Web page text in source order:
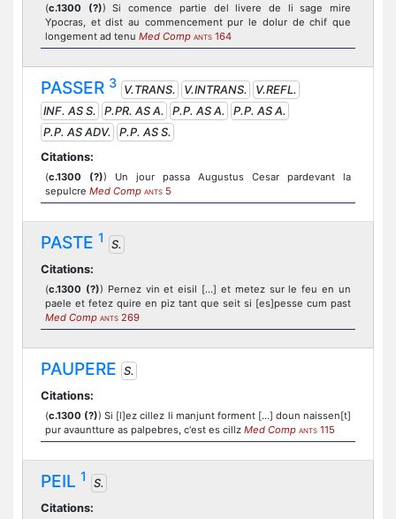
(c.1300 (?)) Si comence partie del livere de li sage mire
Ypocras, et dist au commencement pur le dolur de chif que
longement ad tenu Med Comp ANTS 164
PASSER 3 V.TRANS. V.INTRANS.
V.REFL.
INF. AS S.
P.PR. AS A. P.P. AS A.
P.P. AS A.
P.P. AS ADV.
P.P. AS S.
Citations:
(c.1300 (?)) Un jour passa Augustus Cesar pardevant la
sepulcre Med Comp ANTS 5
PASTE 1
S.
Citations:
(c.1300 (?)) Pernez vin et eisil [...] et metez sur le feu en un
paele et fetez quire en piz tant que seit si [es]pesse cum past
Med Comp ANTS 269
PAUPERE S.
Citations:
(c.1300 (?)) Si [l]ez cillez li manjunt forment [...] doun naissen[t]
pur avauntture as palpebres, c'est es cillz Med Comp ANTS 115
PEIL 1
S.
Citations: